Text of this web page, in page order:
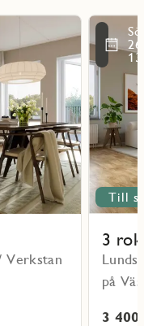
Verkstan
Till
3
på
3
Läs
mer
objekt